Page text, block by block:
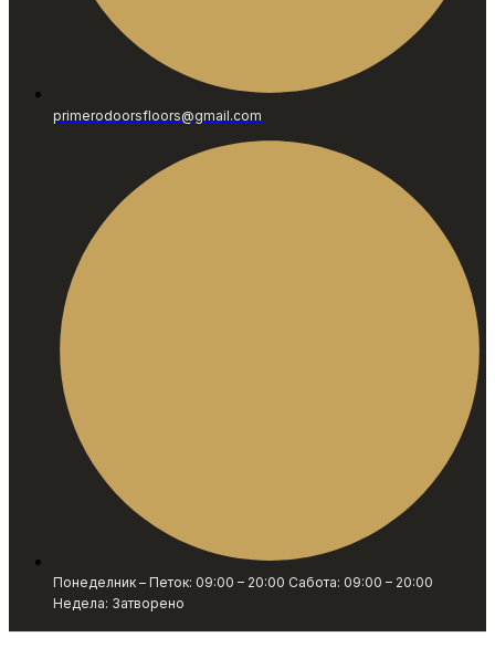
primerodoorsfloors@gmail.com
Понеделник – Петок: 09:00 – 20:00 Сабота: 09:00 – 20:00
Недела: Затворено